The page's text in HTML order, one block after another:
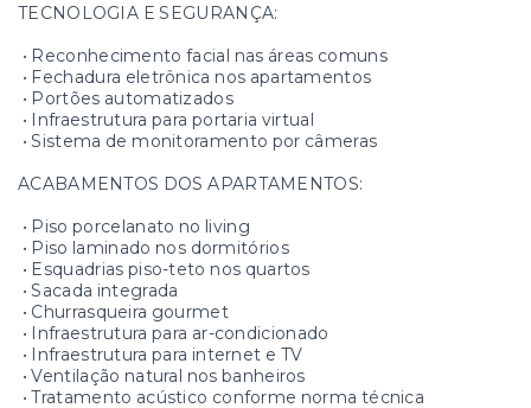
TECNOLOGIA E SEGURANÇA:
• Reconhecimento facial nas áreas comuns
• Fechadura eletrônica nos apartamentos
• Portões automatizados
• Infraestrutura para portaria virtual
• Sistema de monitoramento por câmeras
ACABAMENTOS DOS APARTAMENTOS:
• Piso porcelanato no living
• Piso laminado nos dormitórios
• Esquadrias piso-teto nos quartos
• Sacada integrada
• Churrasqueira gourmet
• Infraestrutura para ar-condicionado
• Infraestrutura para internet e TV
• Ventilação natural nos banheiros
• Tratamento acústico conforme norma técnica